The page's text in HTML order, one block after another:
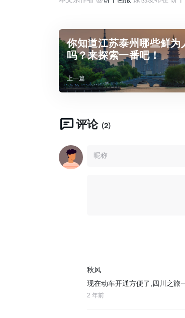
你知道江苏泰州哪些鲜为
吗？来探索一番吧！
上一篇
评论 (2)
秋风
现在动车开通方便了,四川之旅
2 年前